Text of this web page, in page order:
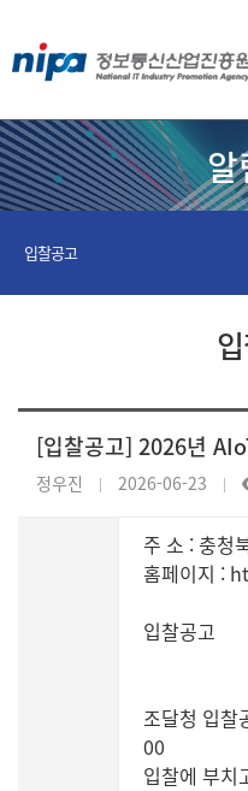
알
입찰공고
[입찰공고] 2026년
정우진 2026-06-23
주 소 : 충청
홈페이지 :
입찰공고
조달청 입찰
00
입찰에 부치